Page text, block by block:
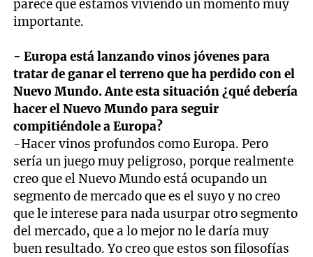
parece que estamos viviendo un momento muy
importante.
- Europa está lanzando vinos jóvenes para
tratar de ganar el terreno que ha perdido con el
Nuevo Mundo. Ante esta situación ¿qué debería
hacer el Nuevo Mundo para seguir
compitiéndole a Europa?
-Hacer vinos profundos como Europa. Pero
sería un juego muy peligroso, porque realmente
creo que el Nuevo Mundo está ocupando un
segmento de mercado que es el suyo y no creo
que le interese para nada usurpar otro segmento
del mercado, que a lo mejor no le daría muy
buen resultado. Yo creo que estos son filosofías